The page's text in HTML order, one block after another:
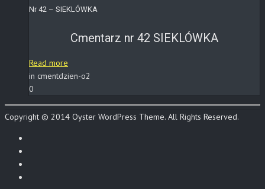
Nr 42 – SIEKLÓWKA
Cmentarz nr 42 SIEKLÓWKA
Read more
in cmentdzien-o2
0
Copyright © 2014 Oyster WordPress Theme. All Rights Reserved.